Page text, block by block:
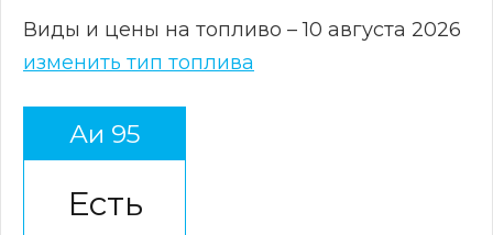
Виды и цены на топливо – 10 августа 2026
изменить тип топлива
Аи 95
Есть